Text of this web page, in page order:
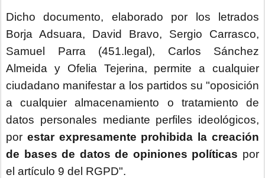
Dicho documento, elaborado por los letrados
Borja Adsuara, David Bravo, Sergio Carrasco,
Samuel Parra (451.legal), Carlos Sánchez
Almeida y Ofelia Tejerina, permite a cualquier
ciudadano manifestar a los partidos su "oposición
a cualquier almacenamiento o tratamiento de
datos personales mediante perfiles ideológicos,
por estar expresamente prohibida la creación
de bases de datos de opiniones políticas por
el artículo 9 del RGPD".